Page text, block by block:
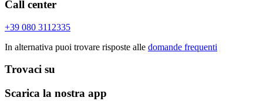
Call center
+39 080 3112335
In alternativa puoi trovare risposte alle domande frequenti
Trovaci su
Scarica la nostra app